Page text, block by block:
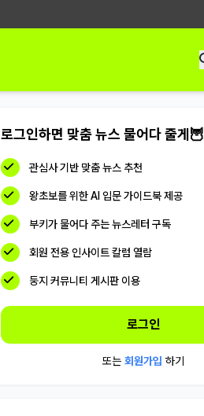
로그인하면 맞춤 뉴스 물어다 줄게🦉
관심사 기반 맞춤 뉴스 추천
왕초보를 위한 AI 입문 가이드북 제공
부키가 물어다 주는 뉴스레터 구독
회원 전용 인사이트 칼럼 열람
둥지 커뮤니티 게시판 이용
로그인
또는회원가입 하기